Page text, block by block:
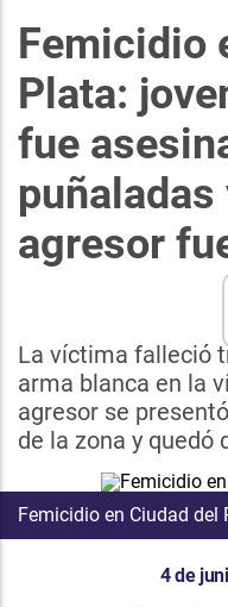
Femicidio
Plata:
fue
agresor
La víctima falleció
arma blanca en la
agresor se
de la zona y quedó
Femicidio en Ciudad del
4 de